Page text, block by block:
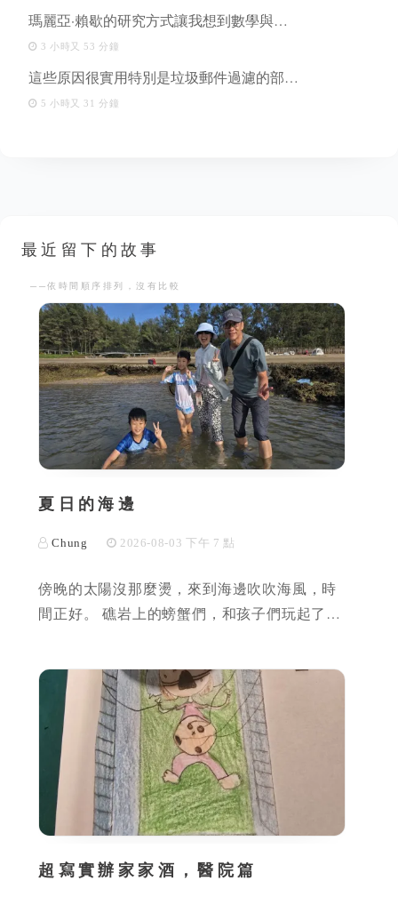
瑪麗亞·賴歇的研究方式讓我想到數學與…
3 小時又 53 分鐘
這些原因很實用特別是垃圾郵件過濾的部…
5 小時又 31 分鐘
最近留下的故事
──依時間順序排列，沒有比較
夏日的海邊
Chung 2026-08-03 下午 7 點
傍晚的太陽沒那麼燙，來到海邊吹吹海風，時
間正好。 礁岩上的螃蟹們，和孩子們玩起了…
超寫實辦家家酒，醫院篇